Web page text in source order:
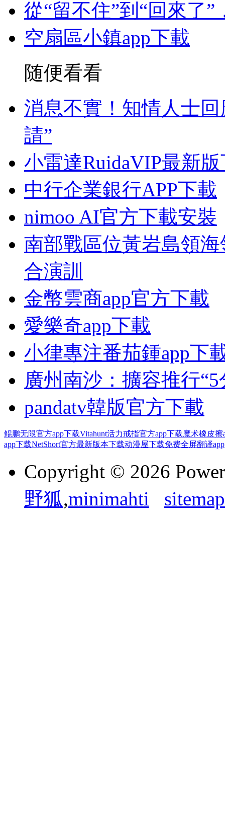
從“留不住”到“回來了
空扇區小鎮app下載
随便看看
消息不實！知情人士
請”
小雷達RuidaVIP最新
中行企業銀行APP下載
nimoo AI官方下載安裝
南部戰區位黃岩島領
合演訓
金幣雲商app官方下載
愛樂奇app下載
小律專注番茄鍾app下
廣州南沙：擴容推行
pandatv韓版官方下載
鲲鹏无限官方app下载Vitahunt活力戒指官方app下载魔术橡皮擦
app下载NetShort官方最新版本下载动漫屋下载免费全屏翻译app
Copyright © 2026
野狐,minimahti sitemap